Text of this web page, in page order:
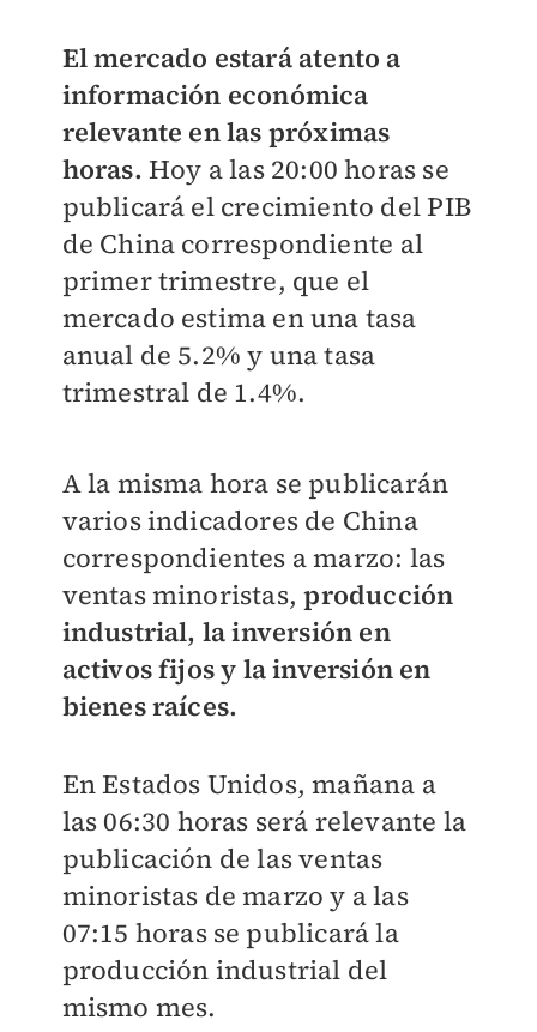
El mercado estará atento a
información económica
relevante en las próximas
horas. Hoy a las 20:00 horas se
publicará el crecimiento del PIB
de China correspondiente al
primer trimestre, que el
mercado estima en una tasa
anual de 5.2% y una tasa
trimestral de 1.4%.
A la misma hora se publicarán
varios indicadores de China
correspondientes a marzo: las
ventas minoristas,producción
industrial, la inversión en
activos fijos y la inversión en
bienes raíces.
En Estados Unidos, mañana a
las 06:30 horas será relevante la
publicación de las ventas
minoristas de marzo y a las
07:15 horas se publicará la
producción industrial del
mismo mes.